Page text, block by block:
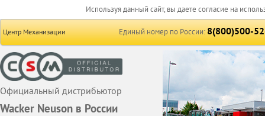
Используя данный сайт, вы даете согласие на
Центр Механизации Единый номер по России:8(800)500-
Официальный дистрибьютор
Wacker Neuson в России